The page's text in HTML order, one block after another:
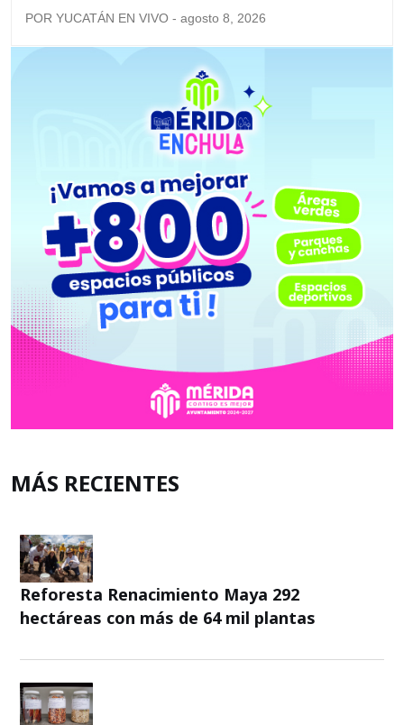
POR YUCATÁN EN VIVO - agosto 8, 2026
MÁS RECIENTES
Reforesta Renacimiento Maya 292
hectáreas con más de 64 mil plantas